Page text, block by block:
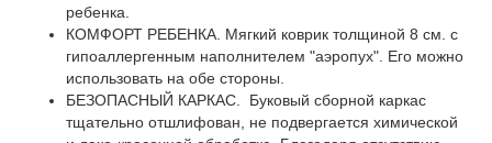
ребенка.
КОМФОРТ РЕБЕНКА. Мягкий коврик толщиной 8 см. с
гипоаллергенным наполнителем "аэропух". Его можно
использовать на обе стороны.
БЕЗОПАСНЫЙ КАРКАС. Буковый сборной каркас
тщательно отшлифован, не подвергается химической